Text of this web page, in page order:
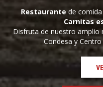
Restaurante de
Carnitas
Disfruta de nuestro amplio
Condesa y